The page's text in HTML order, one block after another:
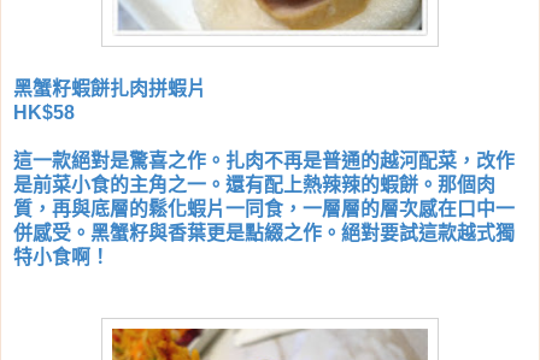
黑蟹籽蝦餅扎肉拼蝦片
HK$58
這一款絕對是驚喜之作。扎肉不再是普通的越河配菜，改作
是前菜小食的主角之一。還有配上熱辣辣的蝦餅。那個肉
質，再與底層的鬆化蝦片一同食，一層層的層次感在口中一
併感受。黑蟹籽與香葉更是點綴之作。絕對要試這款越式獨
特小食啊！